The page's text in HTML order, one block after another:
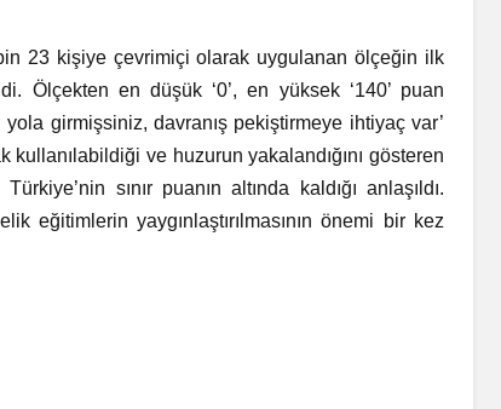
23 kişiye çevrimiçi olarak uygulanan ölçeğin ilk
Ölçekten en düşük ‘0’, en yüksek ‘140’ puan
girmişsiniz, davranış pekiştirmeye ihtiyaç var’
ve huzurun yakalandığını gösteren
sınır puanın altında kaldığı anlaşıldı.
eğitimlerin yaygınlaştırılmasının önemi bir kez